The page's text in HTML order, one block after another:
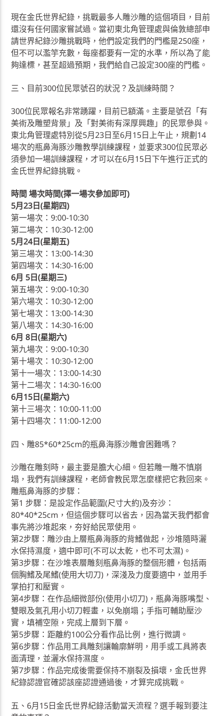
現在金氏世界紀錄，挑戰最多人雕沙雕的這個項目，目前
還沒有任何國家嘗試過。當初東北角管理處與倫敦總部申
請世界紀錄沙雕挑戰時，他們設定我們的門檻是250座，
但不可以濫竽充數，每座都要有一定的水準，所以為了能
夠達標，甚至超過預期，我們給自己設定300座的門檻。
三、目前300位民眾號召的狀況？及訓練時間？
300位民眾報名非常踴躍，目前已額滿。主要是號召「有
美術及雕塑背景」及「對美術有深厚興趣」的民眾參與。
東北角管理處特別從5月23日至6月15日上午止，規劃14
場次的瓶鼻海豚沙雕教學訓練課程，並要求300位民眾必
須參加一場訓練課程，才可以在6月15日下午進行正式的
金氏世界紀錄挑戰。
時間 場次時間(擇一場次參加即可)
5月23日(星期四)
第一場次：9:00-10:30
第二場次：10:30-12:00
5月24日(星期五)
第三場次：13:00-14:30
第四場次：14:30-16:00
6月 5日(星期三)
第五場次：9:00-10:30
第六場次：10:30-12:00
第七場次：13:00-14:30
第八場次：14:30-16:00
6月 8日(星期六)
第九場次：9:00-10:30
第十場次：10:30-12:00
第十一場次：13:00-14:30
第十二場次：14:30-16:00
6月15日(星期六)
第十三場次：10:00-11:00
第十四場次：11:00-12:00
四、雕85*60*25cm的瓶鼻海豚沙雕會困難嗎？
沙雕在雕刻時，最主要是膽大心細。但若雕一雕不慎崩
塌，我們有訓練課程，老師會教民眾怎麼樣把它救回來。
雕瓶鼻海豚的步驟：
第1 步驟：是設定作品範圍(尺寸大約)及夯沙：
80*40*25cm，但這個步驟可以省去，因為當天我們都會
事先將沙堆起來，夯好給民眾使用。
第2步驟：雕沙由上層瓶鼻海豚的背鰭做起，沙堆隨時灑
水保持濕度，適中即可(不可以太乾，也不可太濕)。
第3步驟：在沙堆表層雕刻瓶鼻海豚的整個形體，包括兩
個胸鰭及尾鰭(使用大切刀)，深淺及力度要適中，並用手
掌拍打和壓實。
第4步驟：在作品細微部份(使用小切刀)，瓶鼻海豚嘴型、
雙眼及氣孔用小切刀輕畫，以免崩塌；手指可輔助壓沙
實，填補空隙，完成上層到下層。
第5步驟：距離約100公分看作品比例，進行微調。
第6步驟：作品用工具雕刻讓輪廓鮮明，用手或工具將表
面清理，並灑水保持濕度。
第7步驟：作品完成後需要保持不崩裂及損壞，金氏世界
紀錄認證官確認該座認證通過後，才算完成挑戰。
五、6月15日金氏世界紀錄活動當天流程？選手報到要注